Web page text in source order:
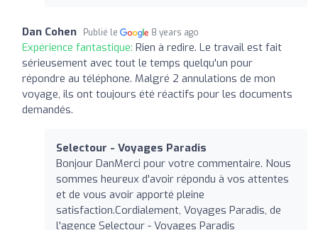
Dan Cohen Publié le 8 years ago
Expérience fantastique: Rien à redire. Le travail est fait
sérieusement avec tout le temps quelqu'un pour
répondre au téléphone. Malgré 2 annulations de mon
voyage, ils ont toujours été réactifs pour les documents
demandés.
Selectour - Voyages Paradis
Bonjour DanMerci pour votre commentaire. Nous
sommes heureux d'avoir répondu à vos attentes
et de vous avoir apporté pleine
satisfaction.Cordialement, Voyages Paradis, de
l'agence Selectour - Voyages Paradis